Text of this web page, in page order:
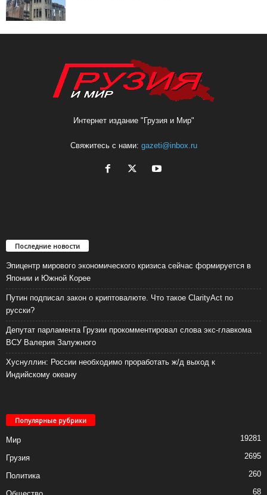
Интернет издание "Грузия и Мир"
Свяжитесь с нами: gazeti@inbox.ru
Последние новости
Эпицентр мирового экономического кризиса сейчас формируется в
Японии и Южной Корее
Путин подписал закон о криптовалюте. Что такое ClarityAct по
русски?
Депутат парламента Грузии прокомментировал слова экс-главкома
ВСУ Валерия Залужного
Хуснуллин: России необходимо проработать ж/д выход к
Индийскому океану
Популярные рубрики
Мир 19281
Грузия 2695
Политика 260
68